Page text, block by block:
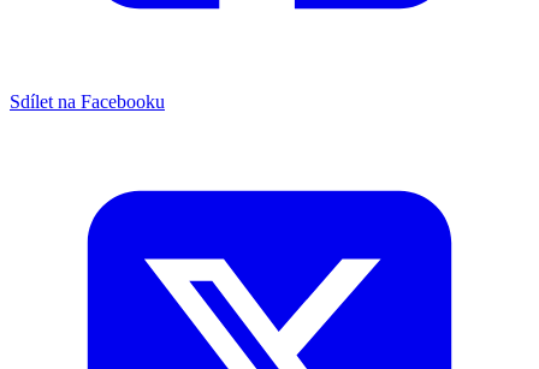
Sdílet na Facebooku